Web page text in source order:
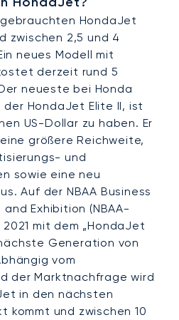
HondaJet
zwischen 2,5 und 4
neues Modell mit
derzeit rund 5
neueste bei Honda
HondaJet Elite II, ist
US-Dollar zu haben. Er
größere Reichweite,
und
sowie eine neu
Auf der NBAA Business
Exhibition (NBAA-
mit dem „HondaJet
Generation von
vom
der Marktnachfrage wird
in den nächsten
kommt und zwischen 10